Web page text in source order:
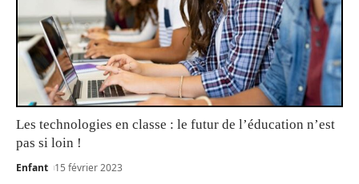
Les technologies en classe : le futur de l’éducation n’est
pas si loin !
Enfant 15 février 2023